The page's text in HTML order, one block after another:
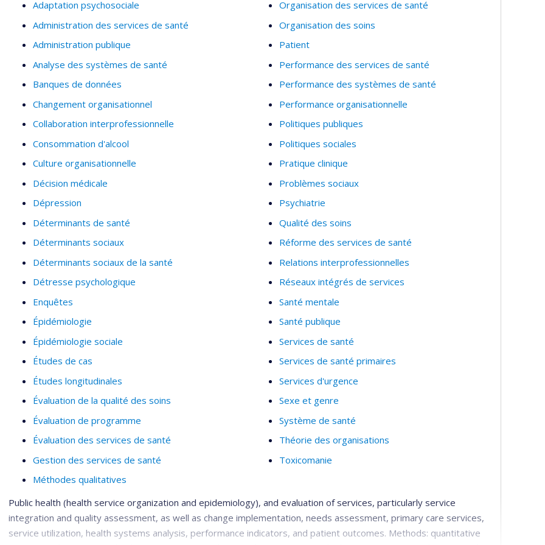
Adaptation psychosociale
Administration des services de santé
Administration publique
Analyse des systèmes de santé
Banques de données
Changement organisationnel
Collaboration interprofessionnelle
Consommation d'alcool
Culture organisationnelle
Décision médicale
Dépression
Déterminants de santé
Déterminants sociaux
Déterminants sociaux de la santé
Détresse psychologique
Enquêtes
Épidémiologie
Épidémiologie sociale
Études de cas
Études longitudinales
Évaluation de la qualité des soins
Évaluation de programme
Évaluation des services de santé
Gestion des services de santé
Méthodes qualitatives
Organisation des services de santé
Organisation des soins
Patient
Performance des services de santé
Performance des systèmes de santé
Performance organisationnelle
Politiques publiques
Politiques sociales
Pratique clinique
Problèmes sociaux
Psychiatrie
Qualité des soins
Réforme des services de santé
Relations interprofessionnelles
Réseaux intégrés de services
Santé mentale
Santé publique
Services de santé
Services de santé primaires
Services d'urgence
Sexe et genre
Système de santé
Théorie des organisations
Toxicomanie
Public health (health service organization and epidemiology), and evaluation of services, particularly service
integration and quality assessment, as well as change implementation, needs assessment, primary care services,
service utilization, health systems analysis, performance indicators, and patient outcomes. Methods: quantitative